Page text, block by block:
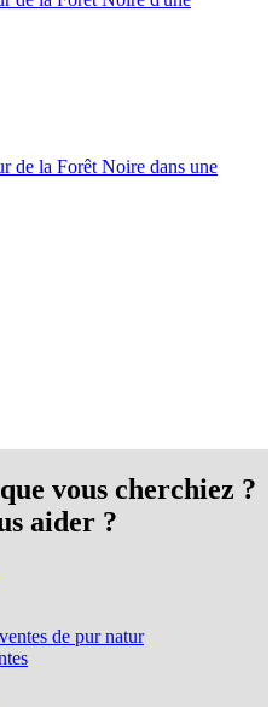
vous cherchiez ?
aider ?